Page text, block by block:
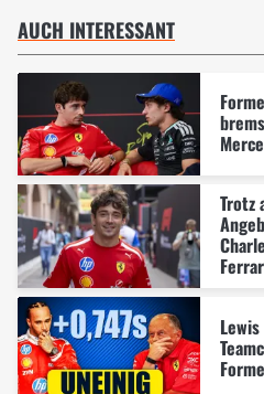
AUCH INTERESSANT
Trotz